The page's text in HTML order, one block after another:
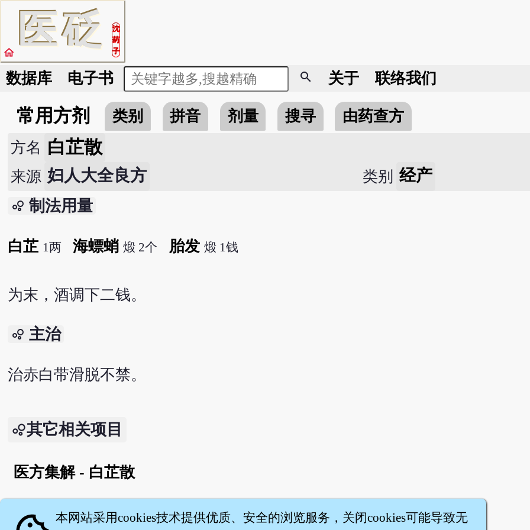
医砭
沈
药
子
home
数据库 电子书 search 关于 联络我们
常用方剂 类别 拼音 剂量 搜寻 由药查方
方名 白芷散
来源 妇人大全良方 类别 经产
bubble_chart 制法用量
白芷 1两 海螵蛸 煅 2个 胎发 煅 1钱
为末，酒调下二钱。
bubble_chart 主治
治赤白带滑脱不禁。
其它相关项目
医方集解 - 白芷散
English version本网站采用cookies技术提供优质、安全的浏览服务，关闭cookies可能导致无